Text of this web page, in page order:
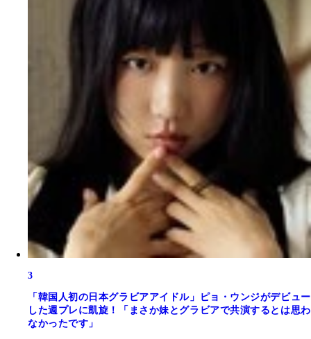
3
「韓国人初の日本グラビアアイドル」ピョ・ウンジがデビュー
した週プレに凱旋！「まさか妹とグラビアで共演するとは思わ
なかったです」